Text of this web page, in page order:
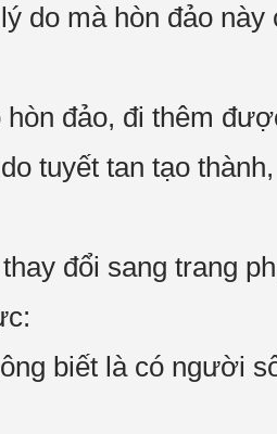
do mà hòn đảo này
đảo, đi thêm
tuyết tan tạo
đổi sang trang
biết là có người